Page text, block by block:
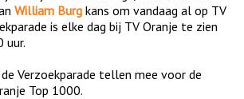
William Burg kans om vandaag al op TV
is elke dag bij TV Oranje te zien
uur.
Verzoekparade tellen mee voor de
Top 1000.